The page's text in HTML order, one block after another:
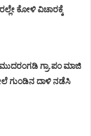
ಕೋಳಿ ವಿಚಾರಕ್ಕೆ
ಗ್ರಾ.ಪಂ ಮಾಜಿ
ಗುಂಡಿನ ದಾಳಿ ನಡೆಸಿ